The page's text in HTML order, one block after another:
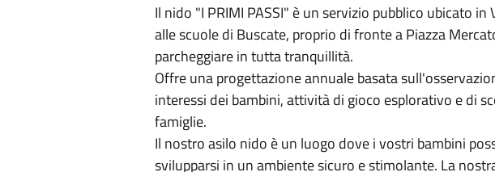
Il nido "I PRIMI PASSI" è un servizio pubblico ubicato in
alle scuole di Buscate, proprio di fronte a Piazza
parcheggiare in tutta tranquillità.
Offre una progettazione annuale basata
interessi dei bambini, attività di gioco esplorativo e di
famiglie.
Il nostro asilo nido è un luogo dove i vostri bambini
svilupparsi in un ambiente sicuro e stimolante. La